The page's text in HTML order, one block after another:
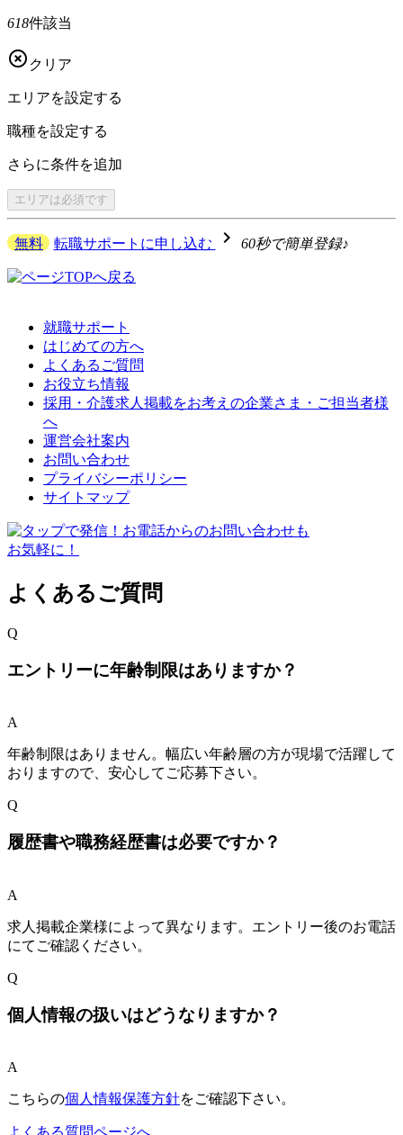
618件該当
 クリア
エリアを設定する
職種を設定する
さらに条件を追加
エリアは必須です
無料 転職サポートに申し込む navigate_next 60秒で簡単登録♪
就職サポート
はじめての方へ
よくあるご質問
お役立ち情報
採用・介護求人掲載をお考えの企業さま・ご担当者様
へ
運営会社案内
お問い合わせ
プライバシーポリシー
サイトマップ
よくあるご質問
Q
エントリーに年齢制限はありますか？
A
年齢制限はありません。幅広い年齢層の方が現場で活躍して
おりますので、安心してご応募下さい。
Q
履歴書や職務経歴書は必要ですか？
A
求人掲載企業様によって異なります。エントリー後のお電話
にてご確認ください。
Q
個人情報の扱いはどうなりますか？
A
こちらの個人情報保護方針をご確認下さい。